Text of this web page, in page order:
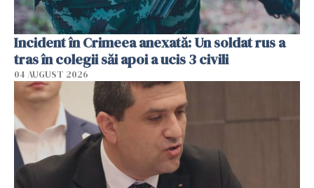
Incident în Crimeea anexată: Un soldat rus a
tras în colegii săi apoi a ucis 3 civili
04 AUGUST 2026